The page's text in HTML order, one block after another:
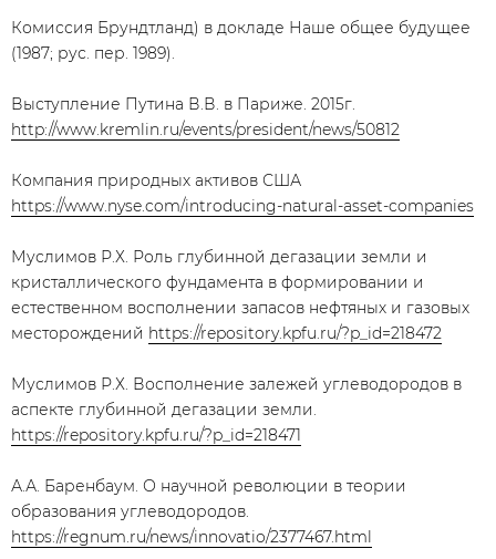
Комиссия Брундтланд) в докладе Наше общее будущее
(1987; рус. пер. 1989).
Выступление Путина В.В. в Париже. 2015г.
http://www.kremlin.ru/events/president/news/50812
Компания природных активов США
https://www.nyse.com/introducing-natural-asset-companies
Муслимов Р.Х. Роль глубинной дегазации земли и
кристаллического фундамента в формировании и
естественном восполнении запасов нефтяных и газовых
месторождений https://repository.kpfu.ru/?p_id=218472
Муслимов Р.Х. Восполнение залежей углеводородов в
аспекте глубинной дегазации земли.
https://repository.kpfu.ru/?p_id=218471
А.А. Баренбаум. О научной революции в теории
образования углеводородов.
https://regnum.ru/news/innovatio/2377467.html